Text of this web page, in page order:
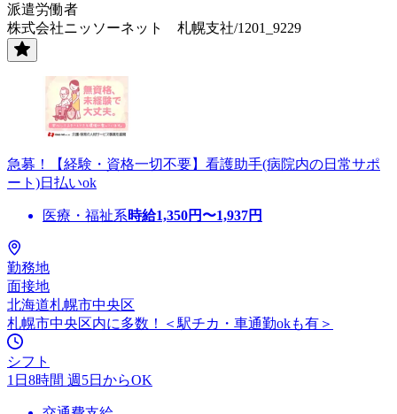
派遣労働者
株式会社ニッソーネット 札幌支社/1201_9229
急募！【経験・資格一切不要】看護助手(病院内の日常サポ
ート)日払いok
医療・福祉系時給1,350円〜1,937円
勤務地
面接地
北海道札幌市中央区
札幌市中央区内に多数！＜駅チカ・車通勤okも有＞
シフト
1日8時間 週5日からOK